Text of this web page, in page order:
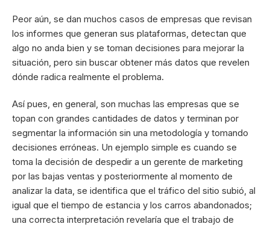
Peor aún, se dan muchos casos de empresas que revisan
los informes que generan sus plataformas, detectan que
algo no anda bien y se toman decisiones para mejorar la
situación, pero sin buscar obtener más datos que revelen
dónde radica realmente el problema.
Así pues, en general, son muchas las empresas que se
topan con grandes cantidades de datos y terminan por
segmentar la información sin una metodología y tomando
decisiones erróneas. Un ejemplo simple es cuando se
toma la decisión de despedir a un gerente de marketing
por las bajas ventas y posteriormente al momento de
analizar la data, se identifica que el tráfico del sitio subió, al
igual que el tiempo de estancia y los carros abandonados;
una correcta interpretación revelaría que el trabajo de